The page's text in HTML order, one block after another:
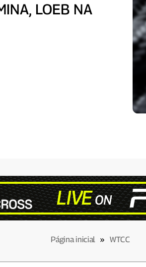
LOEB NA
Página inicial» WTCC